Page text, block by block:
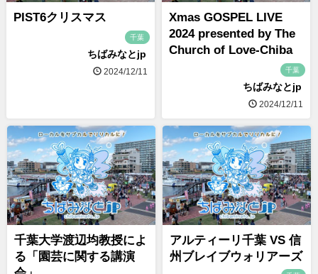
PIST6クリスマス
千葉
ちばみなとjp
2024/12/11
Xmas GOSPEL LIVE
2024 presented by The
Church of Love-Chiba
千葉
ちばみなとjp
2024/12/11
千葉大学渡辺均教授によ
る「園芸に関する講演
アルティーリ千葉 VS 信
州ブレイブウォリアーズ